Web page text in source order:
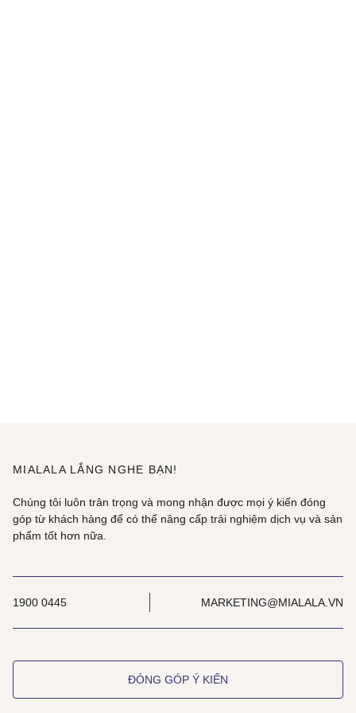
MIALALA LẮNG NGHE BẠN!
Chúng tôi luôn trân trọng và mong nhận được mọi ý kiến đóng
góp từ khách hàng để có thể nâng cấp trải nghiệm dịch vụ và sản
phẩm tốt hơn nữa.
1900 0445 MARKETING@MIALALA.VN
ĐÓNG GÓP Ý KIẾN